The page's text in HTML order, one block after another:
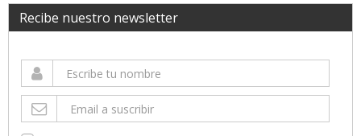
Recibe nuestro newsletter